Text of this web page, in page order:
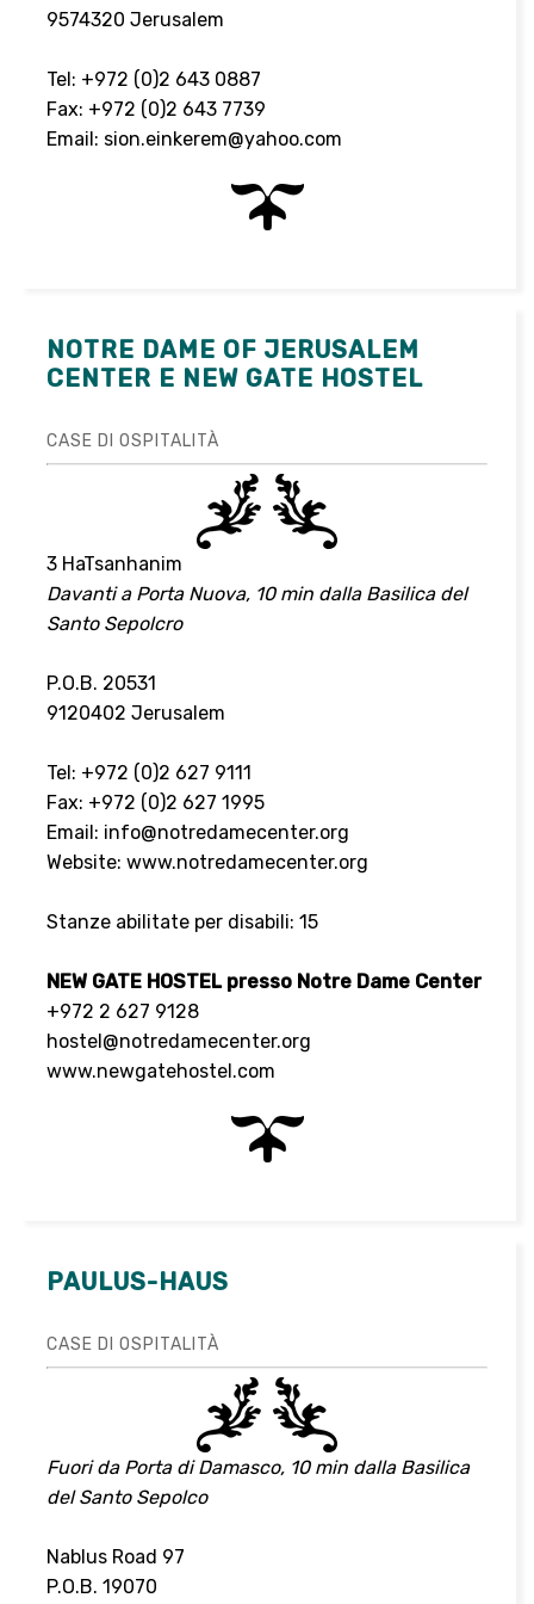
9574320 Jerusalem
Tel: +972 (0)2 643 0887
Fax: +972 (0)2 643 7739
Email: sion.einkerem@yahoo.com
NOTRE DAME OF JERUSALEM
CENTER E NEW GATE HOSTEL
CASE DI OSPITALITÀ
3 HaTsanhanim
Davanti a Porta Nuova, 10 min dalla Basilica del
Santo Sepolcro
P.O.B. 20531
9120402 Jerusalem
Tel: +972 (0)2 627 9111
Fax: +972 (0)2 627 1995
Email: info@notredamecenter.org
Website: www.notredamecenter.org
Stanze abilitate per disabili: 15
NEW GATE HOSTEL presso Notre Dame Center
+972 2 627 9128
hostel@notredamecenter.org
www.newgatehostel.com
PAULUS-HAUS
CASE DI OSPITALITÀ
Fuori da Porta di Damasco, 10 min dalla Basilica
del Santo Sepolco
Nablus Road 97
P.O.B. 19070